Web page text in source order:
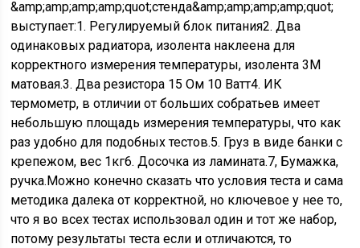
&amp;amp;amp;amp;quot;стенда&amp;amp;amp;amp;quot;
выступает:1. Регулируемый блок питания2. Два
одинаковых радиатора, изолента наклеена для
корректного измерения температуры, изолента 3М
матовая.3. Два резистора 15 Ом 10 Ватт4. ИК
термометр, в отличии от больших собратьев имеет
небольшую площадь измерения температуры, что как
раз удобно для подобных тестов.5. Груз в виде банки с
крепежом, вес 1кг6. Досочка из ламината.7, Бумажка,
ручка.Можно конечно сказать что условия теста и сама
методика далека от корректной, но ключевое у нее то,
что я во всех тестах использовал один и тот же набор,
потому результаты теста если и отличаются, то